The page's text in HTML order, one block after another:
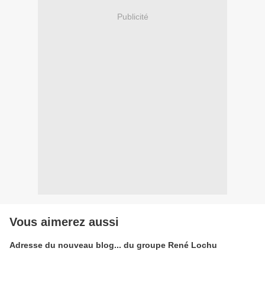
Publicité
Vous aimerez aussi
Adresse du nouveau blog... du groupe René Lochu